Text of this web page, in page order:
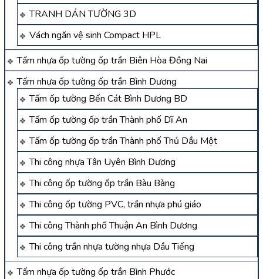
TRANH DÁN TƯỜNG 3D
Vách ngăn vệ sinh Compact HPL
Tấm nhựa ốp tường ốp trần Biên Hòa Đồng Nai
Tấm nhựa ốp tường ốp trần Bình Dương
Tấm ốp tường Bến Cát Bình Dương BD
Tấm ốp tường ốp trần Thành phố Dĩ An
Tấm ốp tường ốp trần Thành phố Thủ Dầu Một
Thi công nhựa Tân Uyên Bình Dương
Thi công ốp tường ốp trần Bàu Bàng
Thi công ốp tường PVC, trần nhựa phú giáo
Thi công Thành phố Thuận An Bình Dương
Thi công trần nhựa tường nhựa Dầu Tiếng
Tấm nhựa ốp tường ốp trần Bình Phước